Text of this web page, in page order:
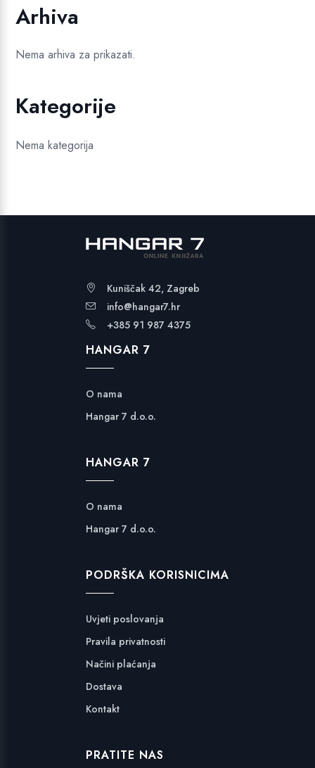
Arhiva
Nema arhiva za prikazati.
Kategorije
Nema kategorija
Kuniščak 42, Zagreb
info@hangar7.hr
+385 91 987 4375
HANGAR 7
O nama
Hangar 7 d.o.o.
HANGAR 7
O nama
Hangar 7 d.o.o.
PODRŠKA KORISNICIMA
Uvjeti poslovanja
Pravila privatnosti
Načini plaćanja
Dostava
Kontakt
PRATITE NAS